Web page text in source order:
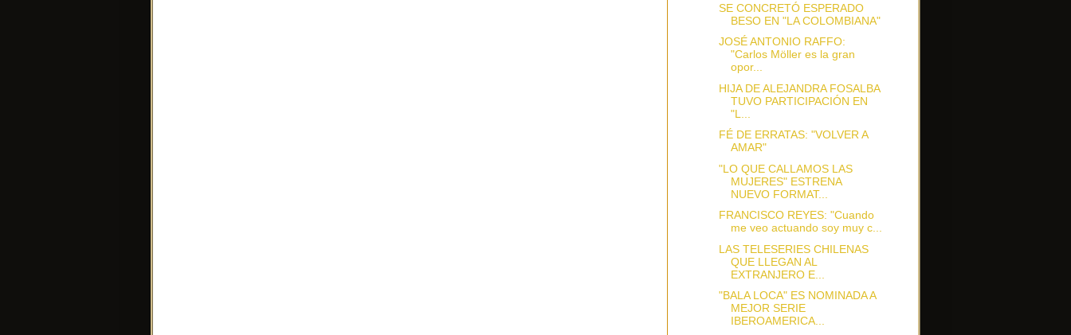
SE CONCRETÓ ESPERADO
BESO EN "LA COLOMBIANA"
JOSÉ ANTONIO RAFFO:
"Carlos Möller es la gran
opor...
HIJA DE ALEJANDRA FOSALBA
TUVO PARTICIPACIÓN EN
"L...
FÉ DE ERRATAS: "VOLVER A
AMAR"
"LO QUE CALLAMOS LAS
MUJERES" ESTRENA
NUEVO FORMAT...
FRANCISCO REYES: "Cuando
me veo actuando soy muy c...
LAS TELESERIES CHILENAS
QUE LLEGAN AL
EXTRANJERO E...
"BALA LOCA" ES NOMINADA A
MEJOR SERIE
IBEROAMERICA...